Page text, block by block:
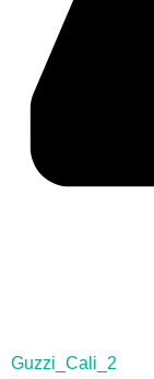
Guzzi_Cali_2